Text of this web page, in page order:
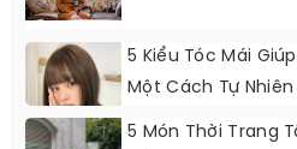
5 Kiểu Tóc Mái
Một Cách Tự Nhiên
5 Món Thời Trang